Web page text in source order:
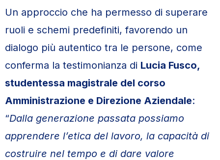
Un approccio che ha permesso di superare
ruoli e schemi predefiniti, favorendo un
dialogo più autentico tra le persone, come
conferma la testimonianza di Lucia Fusco,
studentessa magistrale del corso
Amministrazione e Direzione Aziendale:
“Dalla generazione passata possiamo
apprendere l’etica del lavoro, la capacità di
costruire nel tempo e di dare valore